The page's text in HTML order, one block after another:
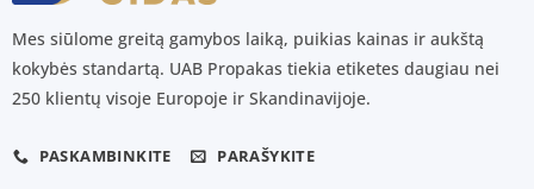
Mes siūlome greitą gamybos laiką, puikias kainas ir aukštą
kokybės standartą. UAB Propakas tiekia etiketes daugiau nei
250 klientų visoje Europoje ir Skandinavijoje.
PASKAMBINKITE PARAŠYKITE